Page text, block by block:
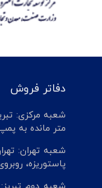
دفاتر فروش
متر مانده به
شعبه تهران:
پاستوریزه،